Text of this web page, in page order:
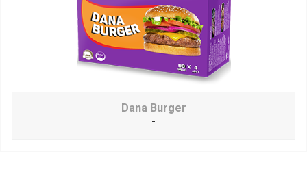
Dana Burger
-